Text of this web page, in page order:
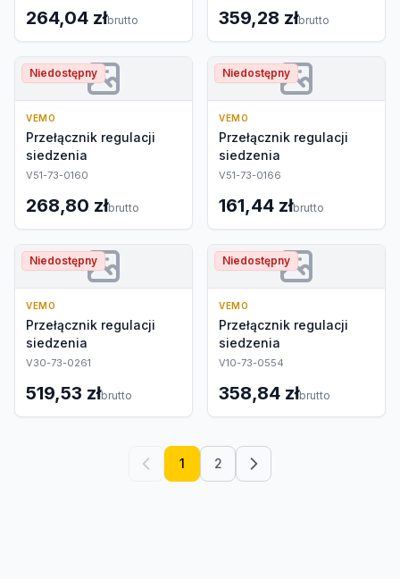
264,04 złbrutto 359,28 złbrutto
Niedostępny
VEMO
Przełącznik regulacji
siedzenia
V51-73-0160
268,80 złbrutto
Niedostępny
VEMO
Przełącznik regulacji
siedzenia
V51-73-0166
161,44 złbrutto
Niedostępny
VEMO
Przełącznik regulacji
siedzenia
V30-73-0261
519,53 złbrutto
Niedostępny
VEMO
Przełącznik regulacji
siedzenia
V10-73-0554
358,84 złbrutto
1 2